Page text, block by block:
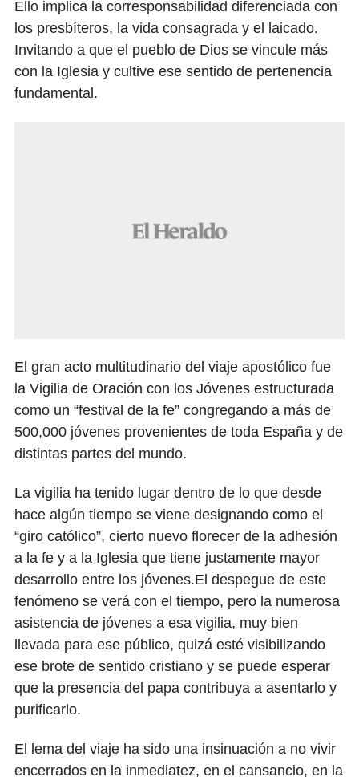
Ello implica la corresponsabilidad diferenciada con
los presbíteros, la vida consagrada y el laicado.
Invitando a que el pueblo de Dios se vincule más
con la Iglesia y cultive ese sentido de pertenencia
fundamental.
El gran acto multitudinario del viaje apostólico fue
la Vigilia de Oración con los Jóvenes estructurada
como un “festival de la fe” congregando a más de
500,000 jóvenes provenientes de toda España y de
distintas partes del mundo.
La vigilia ha tenido lugar dentro de lo que desde
hace algún tiempo se viene designando como el
“giro católico”, cierto nuevo florecer de la adhesión
a la fe y a la Iglesia que tiene justamente mayor
desarrollo entre los jóvenes.El despegue de este
fenómeno se verá con el tiempo, pero la numerosa
asistencia de jóvenes a esa vigilia, muy bien
llevada para ese público, quizá esté visibilizando
ese brote de sentido cristiano y se puede esperar
que la presencia del papa contribuya a asentarlo y
purificarlo.
El lema del viaje ha sido una insinuación a no vivir
encerrados en la inmediatez, en el cansancio, en la